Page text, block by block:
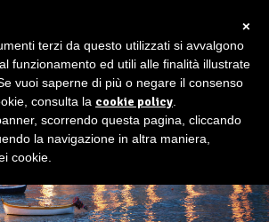
×
terzi da questo utilizzati si avvalgono
funzionamento ed utili alle finalità illustrate
vuoi saperne di più o negare il consenso
consulta la cookie policy
scorrendo questa pagina, cliccando
la navigazione in altra maniera,
cookie.